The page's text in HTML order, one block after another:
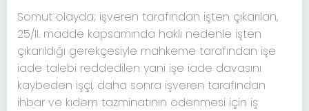
Somut olayda; işveren tarafından işten çıkarılan,
25/II. madde kapsamında haklı nedenle işten
çıkarıldığı gerekçesiyle mahkeme tarafından işe
iade talebi reddedilen yani işe iade davasını
kaybeden işçi, daha sonra işveren tarafından
ihbar ve kıdem tazminatının ödenmesi için iş